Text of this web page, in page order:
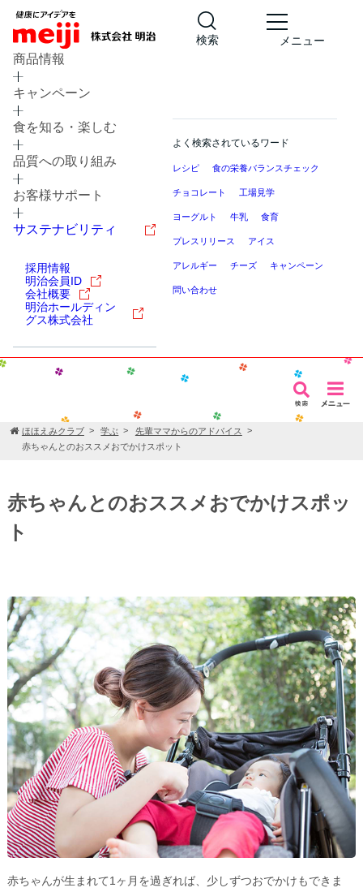
検索 メニュー
商品情報
キャンペーン
食を知る・楽しむ
品質への取り組み
お客様サポート
サステナビリティ
採用情報
明治会員ID
会社概要
明治ホールディン
グス株式会社
よく検索されているワード
レシピ 食の栄養バランスチェック
チョコレート 工場見学
ヨーグルト 牛乳 食育
プレスリリース アイス
アレルギー チーズ キャンペーン
問い合わせ
ほほえみクラブ 学ぶ
先輩ママからのアドバイス
赤ちゃんとのおススメおでかけスポット
赤ちゃんとのおススメおでかけスポッ
ト
赤ちゃんが生まれて1ヶ月を過ぎれば、少しずつおでかけもできま